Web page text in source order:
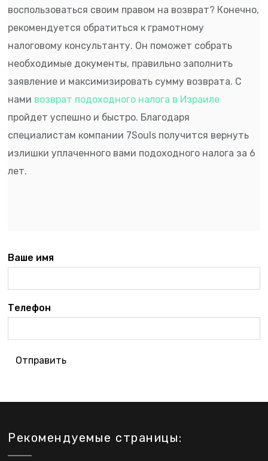
воспользоваться своим правом на возврат? Конечно,
рекомендуется обратиться к грамотному
налоговому консультанту. Он поможет собрать
необходимые документы, правильно заполнить
заявление и максимизировать сумму возврата. С
нами возврат подоходного налога в Израиле
пройдет успешно и быстро. Благодаря
специалистам компании 7Souls получится вернуть
излишки уплаченного вами подоходного налога за 6
лет.
Ваше имя
Телефон
Отправить
Рекомендуемые страницы: